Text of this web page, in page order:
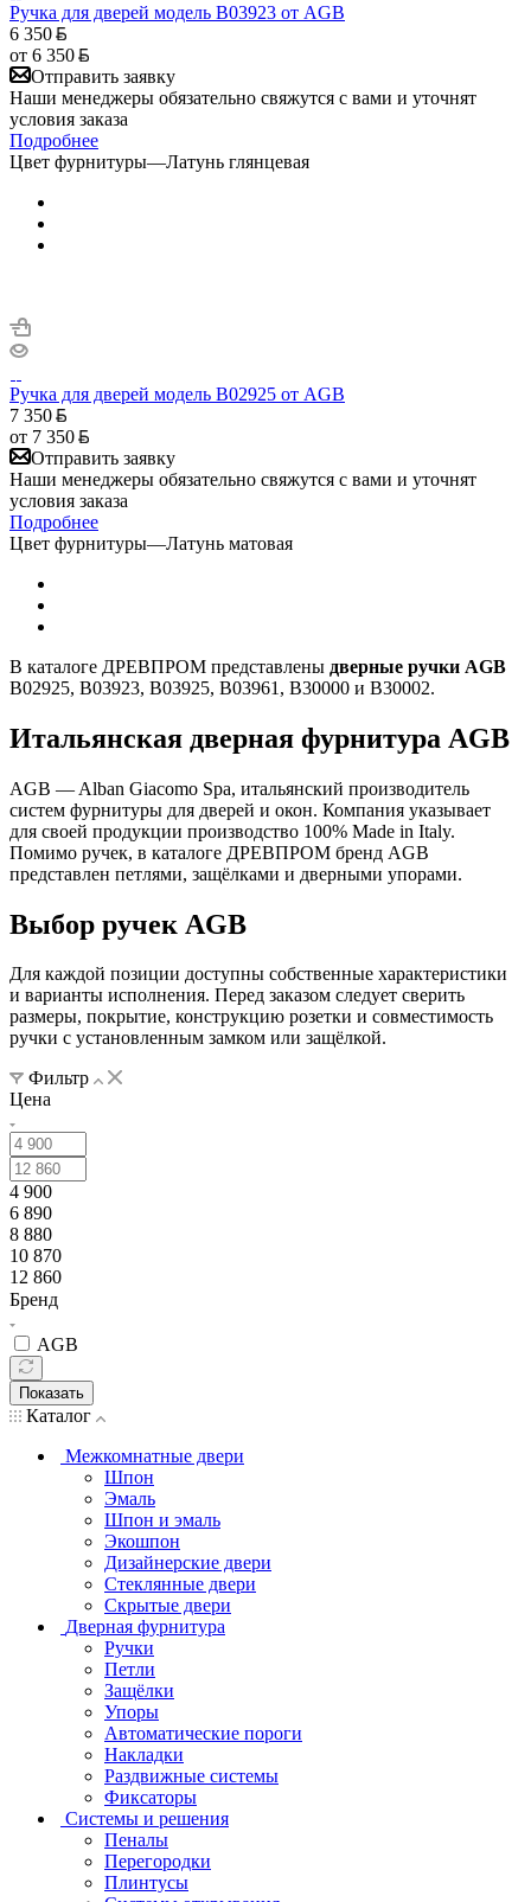
Ручка для дверей модель B03923 от AGB
6 350
от 6 350
Отправить заявку
Наши менеджеры обязательно свяжутся с вами и уточнят
условия заказа
Подробнее
Цвет фурнитуры—Латунь глянцевая
Ручка для дверей модель B02925 от AGB
7 350
от 7 350
Отправить заявку
Наши менеджеры обязательно свяжутся с вами и уточнят
условия заказа
Подробнее
Цвет фурнитуры—Латунь матовая
В каталоге ДРЕВПРОМ представлены дверные ручки AGB
B02925, B03923, B03925, B03961, B30000 и B30002.
Итальянская дверная фурнитура AGB
AGB — Alban Giacomo Spa, итальянский производитель
систем фурнитуры для дверей и окон. Компания указывает
для своей продукции производство 100% Made in Italy.
Помимо ручек, в каталоге ДРЕВПРОМ бренд AGB
представлен петлями, защёлками и дверными упорами.
Выбор ручек AGB
Для каждой позиции доступны собственные характеристики
и варианты исполнения. Перед заказом следует сверить
размеры, покрытие, конструкцию розетки и совместимость
ручки с установленным замком или защёлкой.
Фильтр
Цена
4 900
6 890
8 880
10 870
12 860
Бренд
AGB
Показать
Каталог
Межкомнатные двери
Шпон
Эмаль
Шпон и эмаль
Экошпон
Дизайнерские двери
Стеклянные двери
Скрытые двери
Дверная фурнитура
Ручки
Петли
Защёлки
Упоры
Автоматические пороги
Накладки
Раздвижные системы
Фиксаторы
Системы и решения
Пеналы
Перегородки
Плинтусы